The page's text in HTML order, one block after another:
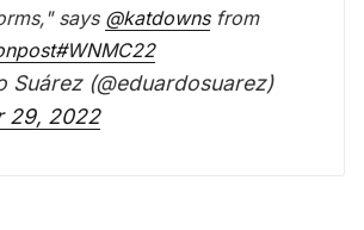
says @katdownsfrom
#WNMC22
Suárez (@eduardosuarez)
29, 2022